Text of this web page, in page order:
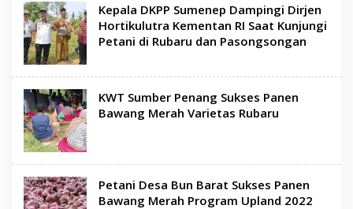
Kepala DKPP Sumenep Dampingi Dirjen
Hortikulutra Kementan RI Saat Kunjungi
Petani di Rubaru dan Pasongsongan
KWT Sumber Penang Sukses Panen
Bawang Merah Varietas Rubaru
Petani Desa Bun Barat Sukses Panen
Bawang Merah Program Upland 2022